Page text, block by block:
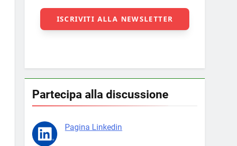
Partecipa alla discussione
Pagina Linkedin